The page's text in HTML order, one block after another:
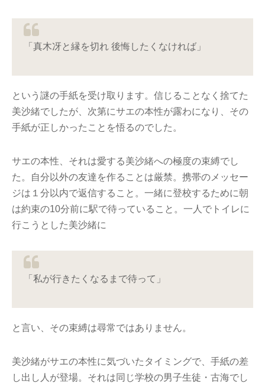
「真木冴と縁を切れ 後悔したくなければ」
という謎の手紙を受け取ります。信じることなく捨てた
美沙緒でしたが、次第にサエの本性が露わになり、その
手紙が正しかったことを悟るのでした。
サエの本性、それは愛する美沙緒への極度の束縛でし
た。自分以外の友達を作ることは厳禁。携帯のメッセー
ジは１分以内で返信すること。一緒に登校するために朝
は約束の10分前に駅で待っていること。一人でトイレに
行こうとした美沙緒に
「私が行きたくなるまで待って」
と言い、その束縛は尋常ではありません。
美沙緒がサエの本性に気づいたタイミングで、手紙の差
し出し人が登場。それは同じ学校の男子生徒・古海でし